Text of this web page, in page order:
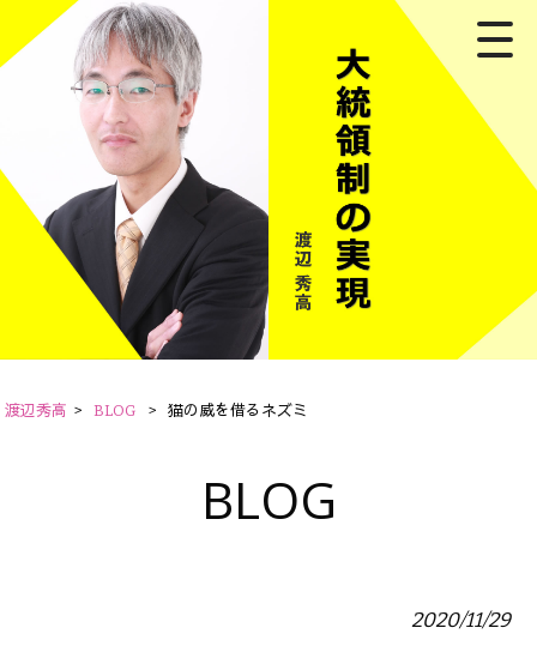
渡辺秀高 > BLOG > 猫の威を借るネズミ
BLOG
2020/11/29